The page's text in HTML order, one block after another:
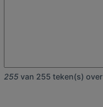
255 van 255 teken(s) over